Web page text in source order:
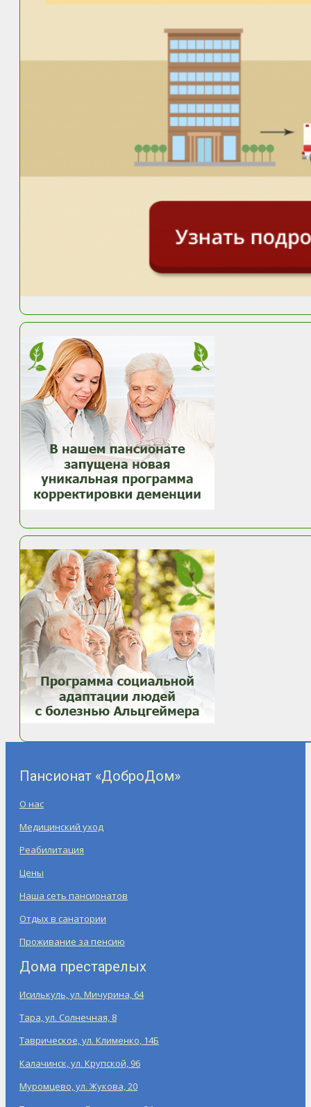
Пансионат «ДоброДом»
О нас
Медицинский уход
Реабилитация
Цены
Наша сеть пансионатов
Отдых в санатории
Проживание за пенсию
Дома престарелых
Исилькуль, ул. Мичурина, 64
Тара, ул. Солнечная, 8
Таврическое, ул. Клименко, 14Б
Калачинск, ул. Крупской, 96
Муромцево, ул. Жукова, 20